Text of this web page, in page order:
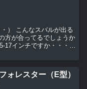
ォレスター（E型）